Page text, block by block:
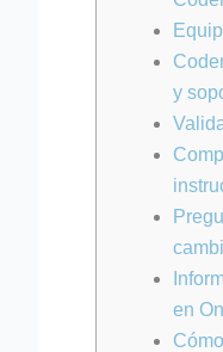
y
en